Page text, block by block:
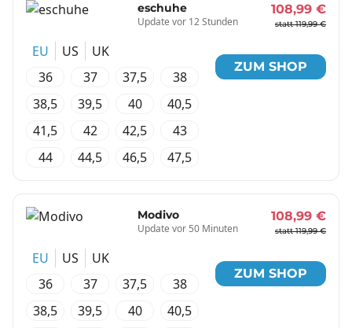
eschuhe
Update vor 12 Stunden
108,99 €
statt 119,99 €
EU US
UK
36
37 37,5
38
38,5
39,5 40
40,5
41,5
42 42,5
43
44
44,5 46,5 47,5
ZUM SHOP
Modivo
Update vor 50 Minuten
108,99 €
statt 119,99 €
EU US
UK
36
37 37,5
38
38,5
39,5 40
40,5
ZUM SHOP